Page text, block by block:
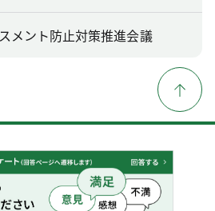
メント防止対策推進会議